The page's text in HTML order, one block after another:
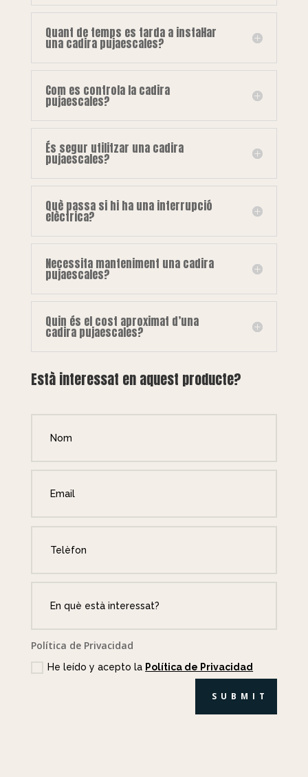
Quant de temps es tarda a instal·lar
una cadira pujaescales?
Com es controla la cadira
pujaescales?
És segur utilitzar una cadira
pujaescales?
Què passa si hi ha una interrupció
elèctrica?
Necessita manteniment una cadira
pujaescales?
Quin és el cost aproximat d’una
cadira pujaescales?
Està interessat en aquest producte?
Política de Privacidad
He leído y acepto la Política de Privacidad
SUBMIT